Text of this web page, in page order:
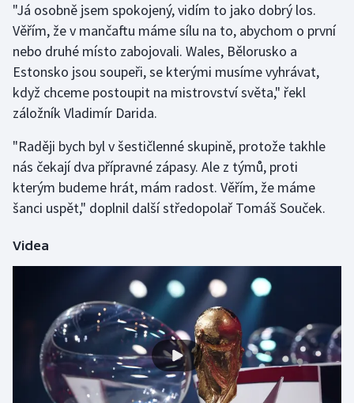
Golf
Gymnastika
Házená
Judo
Krasobruslení
Lezení
Moderní pětiboj
Motorsport
Olympijské hry
"Já osobně jsem spokojený, vidím to jako dobrý los.
Věřím, že v mančaftu máme sílu na to, abychom o první
nebo druhé místo zabojovali. Wales, Bělorusko a
Estonsko jsou soupeři, se kterými musíme vyhrávat,
když chceme postoupit na mistrovství světa," řekl
záložník Vladimír Darida.
"Raději bych byl v šestičlenné skupině, protože takhle
nás čekají dva přípravné zápasy. Ale z týmů, proti
kterým budeme hrát, mám radost. Věřím, že máme
šanci uspět," doplnil další středopolař Tomáš Souček.
Videa